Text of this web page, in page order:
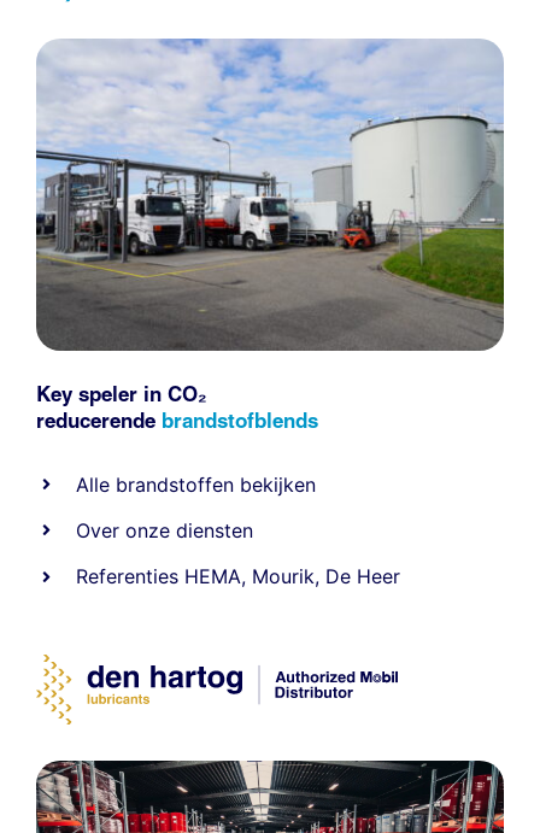
Key speler in CO₂
reducerende brandstofblends
Alle brandstoffen bekijken
Over onze diensten
Referenties HEMA, Mourik, De Heer